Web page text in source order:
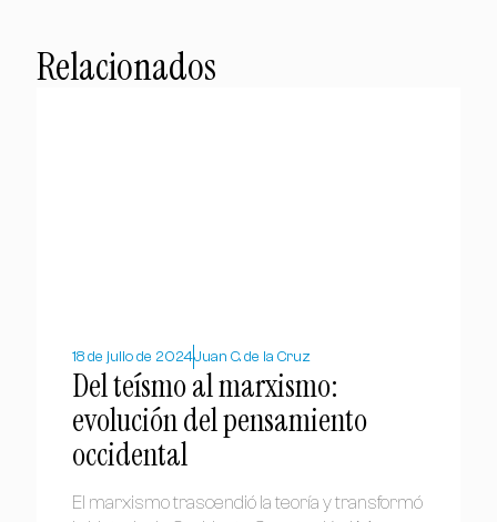
Relacionados
18 de julio de 2024Juan C. de la Cruz
Del teísmo al marxismo:
evolución del pensamiento
occidental
El marxismo trascendió la teoría y transformó